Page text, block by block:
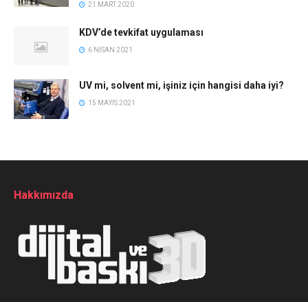
21 MART 2020
KDV’de tevkifat uygulaması
6 NISAN 2021
UV mi, solvent mi, işiniz için hangisi daha iyi?
15 MAYIS 2021
Hakkımızda